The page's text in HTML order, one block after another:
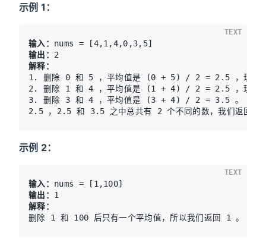
示例 1：
输入：
输出：
解释：
1. 删除 0 和 5 ，平均值是 (0 + 5) / 2 = 2.5 ，现
2. 删除 1 和 4 ，平均值是 (1 + 4) / 2 = 2.5 ，现在
3. 删除 3 和 4 ，平均值是 (3 + 4) / 2 = 3.5 。
TEXT
示例 2：
输入：
输出：
解释：
TEXT